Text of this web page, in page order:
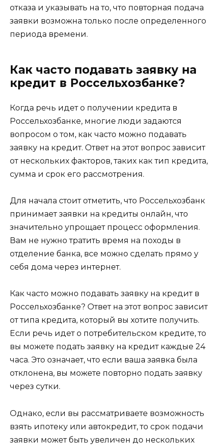
отказа и указывать на то, что повторная подача
заявки возможна только после определенного
периода времени.
Как часто подавать заявку на
кредит в Россельхозбанке?
Когда речь идет о получении кредита в
Россельхозбанке, многие люди задаются
вопросом о том, как часто можно подавать
заявку на кредит. Ответ на этот вопрос зависит
от нескольких факторов, таких как тип кредита,
сумма и срок его рассмотрения.
Для начала стоит отметить, что Россельхозбанк
принимает заявки на кредиты онлайн, что
значительно упрощает процесс оформления.
Вам не нужно тратить время на походы в
отделение банка, все можно сделать прямо у
себя дома через интернет.
Как часто можно подавать заявку на кредит в
Россельхозбанке? Ответ на этот вопрос зависит
от типа кредита, который вы хотите получить.
Если речь идет о потребительском кредите, то
вы можете подать заявку на кредит каждые 24
часа. Это означает, что если ваша заявка была
отклонена, вы можете повторно подать заявку
через сутки.
Однако, если вы рассматриваете возможность
взять ипотеку или автокредит, то срок подачи
заявки может быть увеличен до нескольких